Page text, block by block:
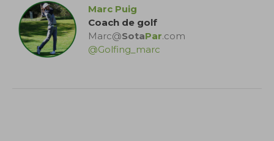
Marc Puig
Coach de golf
Marc@SotaPar.com
@Golfing_marc